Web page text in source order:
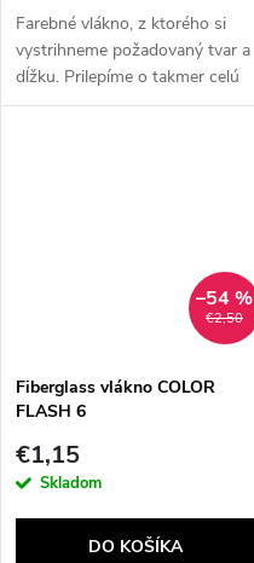
Farebné vlákno, z ktorého si
vystrihneme požadovaný tvar a
dĺžku. Prilepíme o takmer celú
plochu prirodzeného nechta.
€2,50
–54 %
Fiberglass vlákno COLOR
FLASH 6
€1,15
Skladom
DO KOŠÍKA